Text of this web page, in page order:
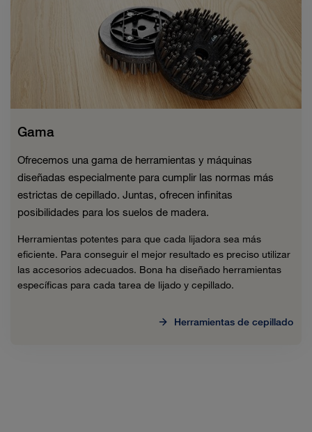
Gama
Ofrecemos una gama de herramientas y máquinas
diseñadas especialmente para cumplir las normas más
estrictas de cepillado. Juntas, ofrecen infinitas
posibilidades para los suelos de madera.
Herramientas potentes para que cada lijadora sea más
eficiente. Para conseguir el mejor resultado es preciso utilizar
las accesorios adecuados. Bona ha diseñado herramientas
específicas para cada tarea de lijado y cepillado.
Herramientas de cepillado